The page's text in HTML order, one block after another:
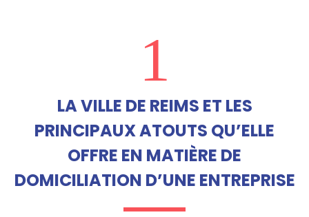
1
LA VILLE DE REIMS ET LES
PRINCIPAUX ATOUTS QU’ELLE
OFFRE EN MATIÈRE DE
DOMICILIATION D’UNE ENTREPRISE